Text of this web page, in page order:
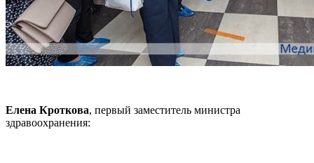
Елена Кроткова, первый заместитель министра
здравоохранения: